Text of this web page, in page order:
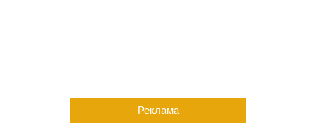
Реклама